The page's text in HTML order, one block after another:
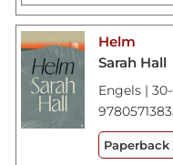
Helm
Sarah Hall
Engels |